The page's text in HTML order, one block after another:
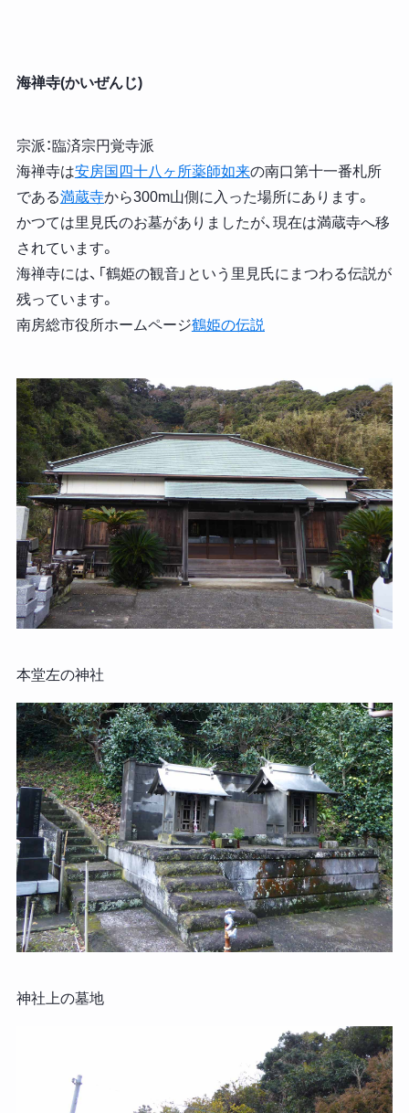
海禅寺(かいぜんじ)
宗派：臨済宗円覚寺派
海禅寺は安房国四十八ヶ所薬師如来の南口第十一番札所
である満蔵寺から300m山側に入った場所にあります。
かつては里見氏のお墓がありましたが、現在は満蔵寺へ移
されています。
海禅寺には、「鶴姫の観音」という里見氏にまつわる伝説が
残っています。
南房総市役所ホームページ鶴姫の伝説
本堂左の神社
神社上の墓地